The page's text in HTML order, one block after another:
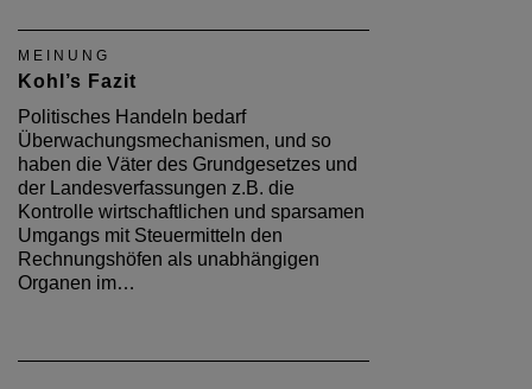
MEINUNG
Kohl’s Fazit
Politisches Handeln bedarf
Überwachungsmechanismen, und so
haben die Väter des Grundgesetzes und
der Landesverfassungen z.B. die
Kontrolle wirtschaftlichen und sparsamen
Umgangs mit Steuermitteln den
Rechnungshöfen als unabhängigen
Organen im…